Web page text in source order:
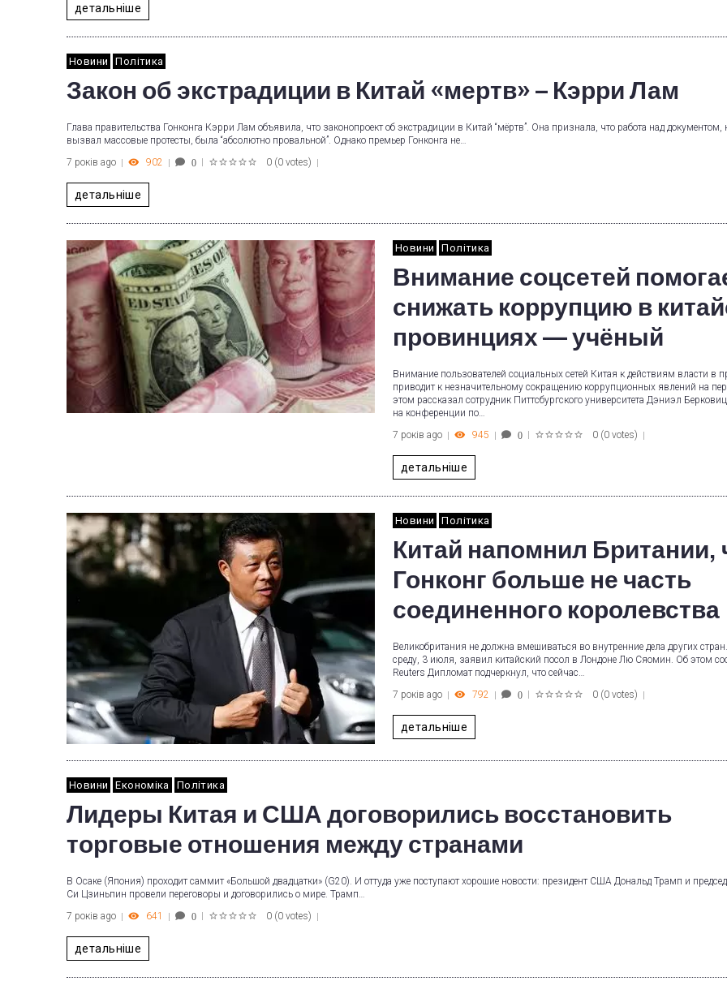
детальніше
Новини Політика
Закон об экстрадиции в Китай «мертв» – Кэрри Лам
Глава правительства Гонконга Кэрри Лам объявила, что законопроект об экстрадиции в Китай “мёртв”. Она признала, что работа над документом,
вызвал массовые протесты, была “абсолютно провальной”. Однако премьер Гонконга не…
7 років ago
902 0 0 (0 votes)
детальніше
Новини Політика
Внимание соцсетей
снижать коррупцию в
провинциях — учёный
Внимание пользователей социальных сетей Китая к действиям власти в
приводит к незначительному сокращению коррупционных явлений на
этом рассказал сотрудник Питтсбургского университета Дэниэл
на конференции по…
7 років ago
945 0 0 (0 votes)
детальніше
Новини Політика
Китай напомнил Британии,
Гонконг больше не часть
соединенного королевства
Великобритания не должна вмешиваться во внутренние дела других
среду, 3 июля, заявил китайский посол в Лондоне Лю Сяомин. Об этом
Reuters Дипломат подчеркнул, что сейчас…
7 років ago
792 0 0 (0 votes)
детальніше
Новини Економіка Політика
Лидеры Китая и США договорились восстановить
торговые отношения между странами
В Осаке (Япония) проходит саммит «Большой двадцатки» (G20). И оттуда уже поступают хорошие новости: президент США Дональд Трамп и
Си Цзиньпин провели переговоры и договорились о мире. Трамп…
7 років ago
641 0 0 (0 votes)
детальніше